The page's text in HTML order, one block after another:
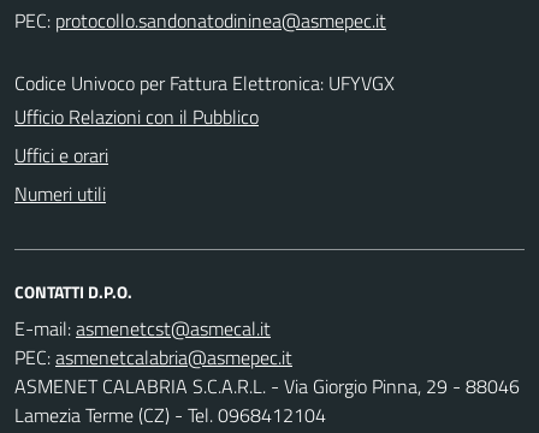
PEC:
Codice Univoco per Fattura Elettronica: UFYVGX
Ufficio Relazioni con il Pubblico
Uffici e orari
Numeri utili
CONTATTI D.P.O.
E-mail:
PEC:
ASMENET CALABRIA S.C.A.R.L. - Via Giorgio Pinna, 29 - 88046
Lamezia Terme (CZ) - Tel. 0968412104